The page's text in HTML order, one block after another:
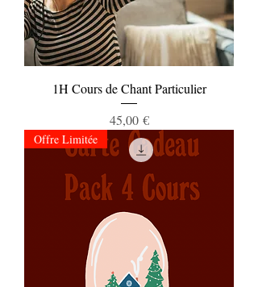
1H Cours de Chant Particulier
Prix
45,00 €
Offre Limitée